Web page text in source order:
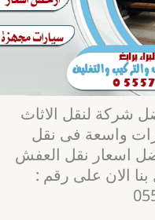
شركة لنقل الاثاث
واسعة فى نقل
اسعار نقل العفش
الان على رقم :